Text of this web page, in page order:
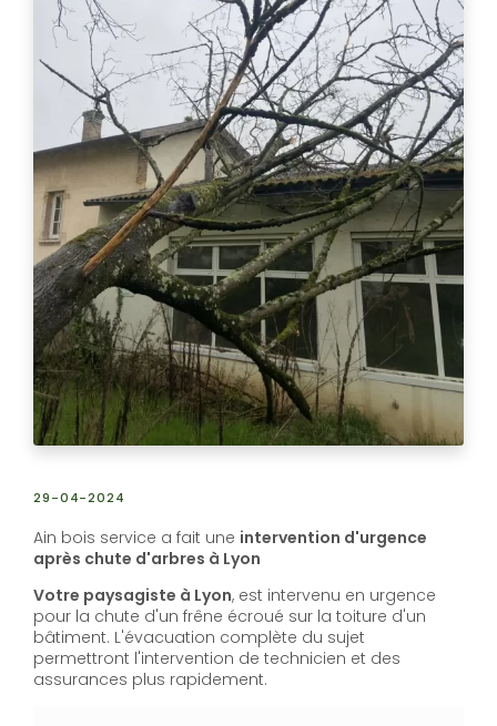
29-04-2024
Ain bois service a fait une intervention d'urgence
après chute d'arbres à Lyon
Votre paysagiste à Lyon, est intervenu en urgence
pour la chute d'un frêne écroué sur la toiture d'un
bâtiment. L'évacuation complète du sujet
permettront l'intervention de technicien et des
assurances plus rapidement.